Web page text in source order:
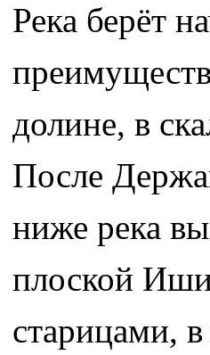
Река берёт
долине, в
После
ниже река
плоской
старицами, в